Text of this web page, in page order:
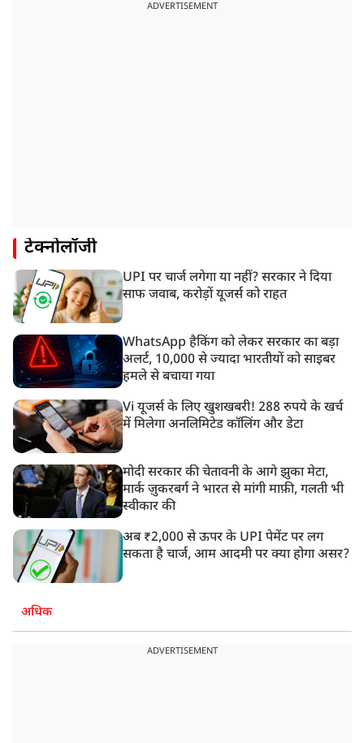
ADVERTISEMENT
टेक्नोलॉजी
UPI पर चार्ज लगेगा या नहीं? सरकार ने दिया
साफ जवाब, करोड़ों यूजर्स को राहत
WhatsApp हैकिंग को लेकर सरकार का बड़ा
अलर्ट, 10,000 से ज्यादा भारतीयों को साइबर
हमले से बचाया गया
Vi यूजर्स के लिए खुशखबरी! 288 रुपये के खर्च
में मिलेगा अनलिमिटेड कॉलिंग और डेटा
मोदी सरकार की चेतावनी के आगे झुका मेटा,
मार्क ज़ुकरबर्ग ने भारत से मांगी माफ़ी, गलती भी
स्वीकार की
अब ₹2,000 से ऊपर के UPI पेमेंट पर लग
सकता है चार्ज, आम आदमी पर क्या होगा असर?
अधिक
ADVERTISEMENT